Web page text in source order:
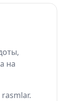
на